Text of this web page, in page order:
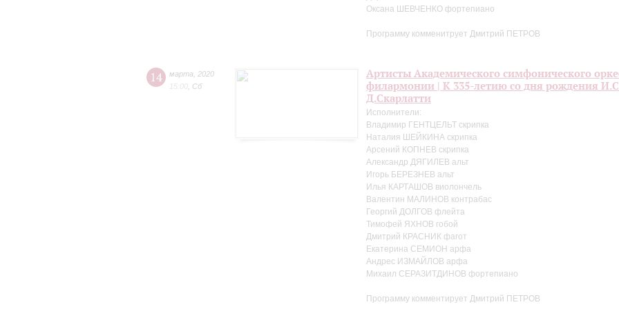
Оксана ШЕВЧЕНКО фортепиано
Программу комменитрует Дмитрий ПЕТРОВ
14 марта
2020
15:00 Сб
Артисты Академического симфонического
филармонии | К 335-летию со дня рождения
Д.Скарлатти
Исполнители:
Владимир ГЕНТЦЕЛЬТ скрипка
Наталия ШЕЙКИНА скрипка
Арсений КОПНЕВ скрипка
Александр ДЯГИЛЕВ альт
Игорь БЕРЕЗНЕВ альт
Илья КАРТАШОВ виолончель
Валентин МАЛИНОВ контрабас
Георгий ДОЛГОВ флейта
Тимофей ЯХНОВ гобой
Дмитрий КРАСНИК фагот
Екатерина СЕМИОН арфа
Андрес ИЗМАЙЛОВ арфа
Михаил СЕРАЗИТДИНОВ фортепиано
Программу комментирует Дмитрий ПЕТРОВ